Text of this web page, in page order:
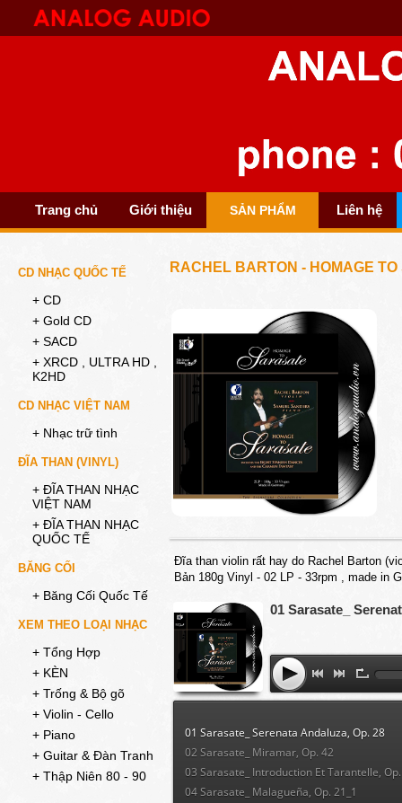
Trang chủ Giới thiệu SẢN PHẨM Liên hệ
CD NHẠC QUỐC TẾ
+ CD
+ Gold CD
+ SACD
+ XRCD , ULTRA HD ,
K2HD
CD NHẠC VIỆT NAM
+ Nhạc trữ tình
ĐĨA THAN (VINYL)
+ ĐĨA THAN NHẠC
VIỆT NAM
+ ĐĨA THAN NHẠC
QUỐC TẾ
BĂNG CỐI
+ Băng Cối Quốc Tế
XEM THEO LOẠI NHẠC
+ Tổng Hợp
+ KÈN
+ Trống & Bộ gõ
+ Violin - Cello
+ Piano
+ Guitar & Đàn Tranh
+ Thập Niên 80 - 90
RACHEL BARTON - HOMAGE
Đĩa than violin rất hay do Rachel Barton
Bản 180g Vinyl - 02 LP - 33rpm , made in
01 Sarasate_
01 Sarasate_ Serenata Andaluza, Op. 28
02 Sarasate_ Miramar, Op. 42
03 Sarasate_ Introduction Et Tarantelle,
04 Sarasate_ Malagueña, Op. 21_1